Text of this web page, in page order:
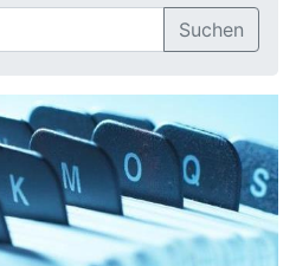
Suchen